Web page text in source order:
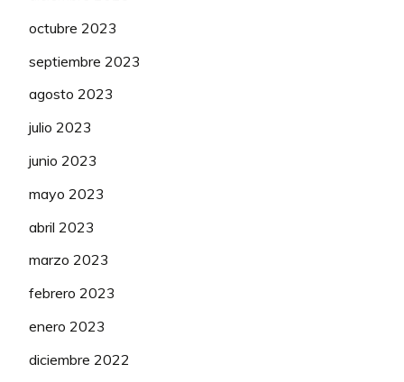
octubre 2023
septiembre 2023
agosto 2023
julio 2023
junio 2023
mayo 2023
abril 2023
marzo 2023
febrero 2023
enero 2023
diciembre 2022